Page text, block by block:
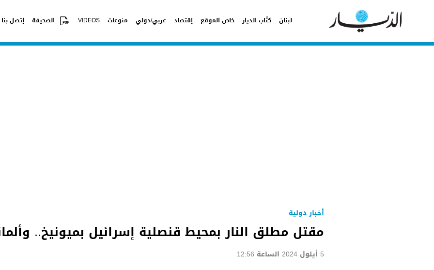
لبنان كتّاب الديار خاص الموقع إقتصاد عربي/دولي منوعات VIDEOS الصحيفة إتصل بنا
أخبار دولية
مقتل مطلق النار بمحيط قنصلية إسرائيل بميونيخ..
5 أيلول 2024 الساعة 12:56